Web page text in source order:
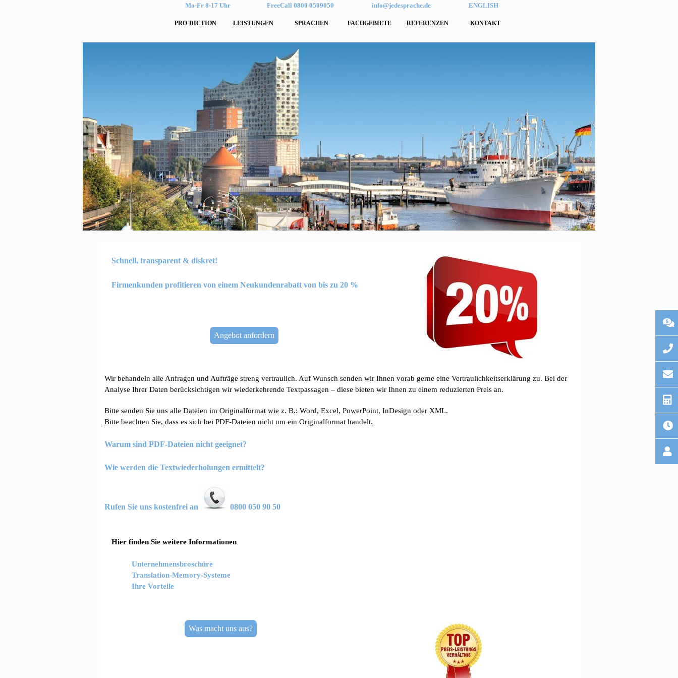
PRO-DICTION LEISTUNGEN SPRACHEN FACHGEBIETE REFERENZEN KONTAKT
Mo-Fr 8-17 Uhr FreeCall 0800 0509050 info@jedesprache.de ENGLISH
Schnell, transparent & diskret!
Firmenkunden profitieren von einem Neukundenrabatt von bis zu 20 %
Angebot anfordern
Wir behandeln alle Anfragen und Aufträge streng vertraulich. Auf Wunsch senden wir Ihnen vorab gerne eine Vertraulichkeitserklärung zu. Bei der
Analyse Ihrer Daten berücksichtigen wir wiederkehrende Textpassagen – diese bieten wir Ihnen zu einem reduzierten Preis an.
Bitte senden Sie uns alle Dateien im Originalformat wie z. B.: Word, Excel, PowerPoint, InDesign oder XML.
Bitte beachten Sie, dass es sich bei PDF-Dateien nicht um ein Originalformat handelt.
Warum sind PDF-Dateien nicht geeignet?
Wie werden die Textwiederholungen ermittelt?
Rufen Sie uns kostenfrei an 0800 050 90 50
Hier finden Sie weitere Informationen
Unternehmensbroschüre
Translation-Memory-Systeme
Ihre Vorteile
Was macht uns aus?